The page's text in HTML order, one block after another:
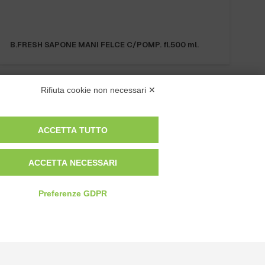
B.FRESH SAPONE MANI FELCE C/POMP. fl.500 ml.
Rifiuta cookie non necessari ✕
ACCETTA TUTTO
ACCETTA NECESSARI
Preferenze GDPR